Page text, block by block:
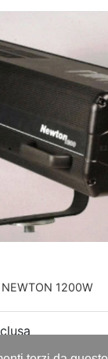
NEWTON 1200W